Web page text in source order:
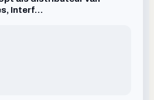
Interf…